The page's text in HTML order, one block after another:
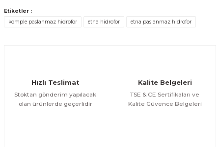
Etiketler :
komple paslanmaz hidrofor
etna hidrofor etna paslanmaz hidrofor
Hızlı Teslimat
Stoktan gönderim yapılacak
olan ürünlerde geçerlidir
Kalite Belgeleri
TSE & CE Sertifikaları ve
Kalite Güvence Belgeleri